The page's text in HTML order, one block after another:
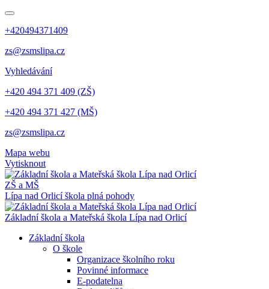
+420494371409
zs@zsmslipa.cz
Vyhledávání
+420 494 371 409 (ZŠ)
+420 494 371 427 (MŠ)
zs@zsmslipa.cz
Mapa webu
Vytisknout
ZŠ a MŠ
Lípa nad Orlicíškola plná pohody
Základní škola a Mateřská škola Lípa nad Orlicí
Základní škola
O škole
Organizace školního roku
Povinné informace
E-podatelna